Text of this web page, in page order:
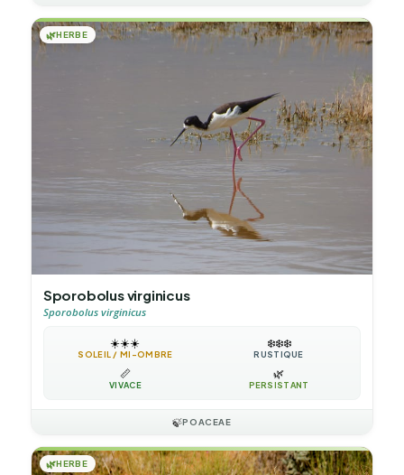
🌿HERBE
Sporobolus virginicus
Sporobolus virginicus
☀️☀️☀️
SOLEIL / MI-OMBRE
❄️❄️❄️
RUSTIQUE
📏
VIVACE
🌿
PERSISTANT
🍃POACEAE
🌿HERBE